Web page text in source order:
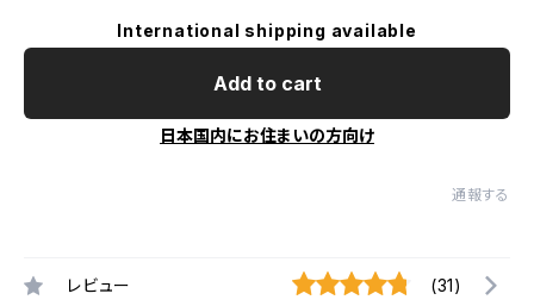
International shipping available
Add to cart
日本国内にお住まいの方向け
通報する
レビュー (31)